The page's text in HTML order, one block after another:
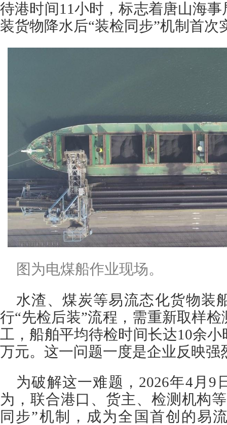
待港时间11小时，标志着唐山海
装货物降水后“装检同步”机制首次
图为电煤船作业现场。
水渣、煤炭等易流态化货物装
行“先检后装”流程，需重新取样
工，船舶平均待检时间长达10余
万元。这一问题一度是企业反映强
为破解这一难题，2026年4月9
为，联合港口、货主、检测机构
同步”机制，成为全国首创的易